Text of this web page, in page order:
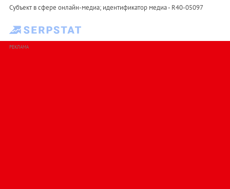
Субъект в сфере онлайн-медиа; идентификатор медиа - R40-05097
РЕКЛАМА